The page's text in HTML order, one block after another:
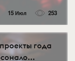
15 Июл 253
года